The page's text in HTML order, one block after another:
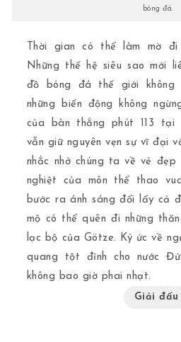
bóng đá.
Thời gian có thể làm mờ
Những thế hệ siêu sao mới
đồ bóng đá thế giới không
những biến động không
của bàn thắng phút 113 tại
vẫn giữ nguyên vẹn sự vĩ đại
nhắc nhở chúng ta về vẻ đẹp
nghiệt của môn thể thao
bước ra ánh sáng đổi lấy cả
mộ có thể quên đi những
lạc bộ của Götze. Ký ức về
quang tột đỉnh cho nước
không bao giờ phai nhạt.
Giải đấu